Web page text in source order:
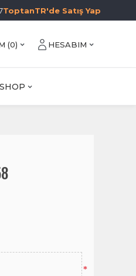
ToptanTR'de Satış Yap
(0) HESABIM
*